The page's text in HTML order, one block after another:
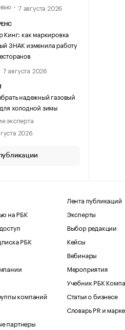
7 августа 2026
Кинг: как маркировка
ЗНАК изменила работу
7 августа 2026
надежный газовый
холодной зимы
эксперта
2026
на РБК
РБК
компаний
партнеры
Лента публикаций
Эксперты
Выбор редакции
Кейсы
Вебинары
Мероприятия
Учебник РБК
Статьи о бизнесе
Словарь PR и